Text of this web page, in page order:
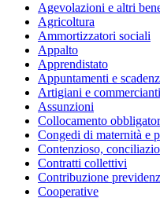
Agevolazioni e altri
Agricoltura
Ammortizzatori sociali
Appalto
Apprendistato
Appuntamenti e
Artigiani e commercianti
Assunzioni
Collocamento
Congedi di maternità e
Contenzioso,
Contratti collettivi
Contribuzione
Cooperative